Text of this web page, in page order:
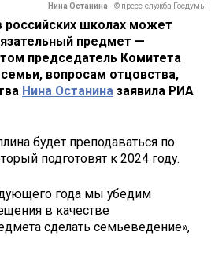
Нина Останина. © пресс-служба Госдумы
школах может
предмет —
председатель Комитета
вопросам отцовства,
Нина Останина заявила РИА
будет преподаваться по
подготовят к 2024 году.
года мы убедим
в качестве
сделать семьеведение»,